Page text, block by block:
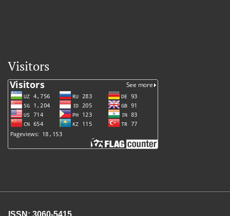
Visitors
ISSN: 3060-5415